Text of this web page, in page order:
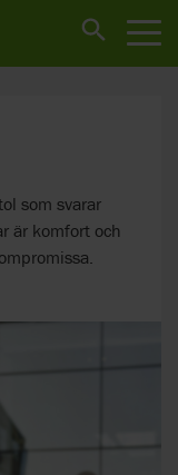
som svarar
är komfort och